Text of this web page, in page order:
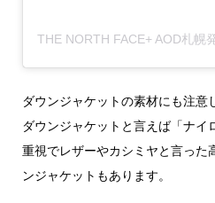
ダウンジャケットの素材にも注意
ダウンジャケットと言えば「ナイ
重視でレザーやカシミヤと言った
ンジャケットもあります。